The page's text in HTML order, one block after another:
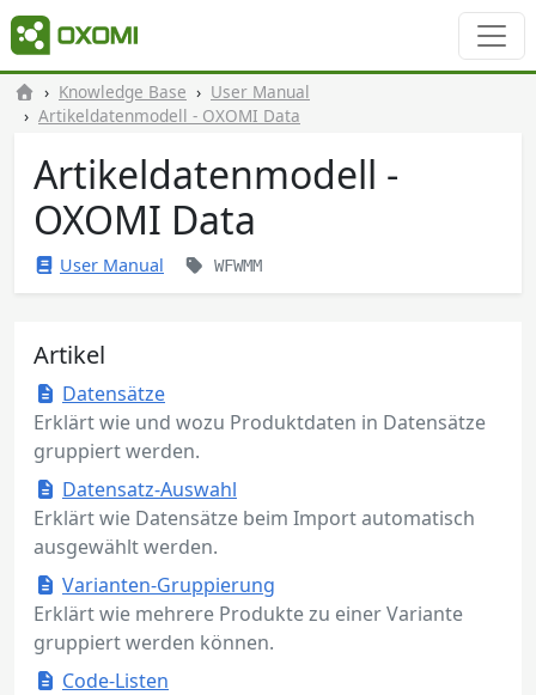
Knowledge Base
User Manual
Artikeldatenmodell - OXOMI Data
Artikeldatenmodell -
OXOMI Data
User Manual WFWMM
Artikel
Datensätze
Erklärt wie und wozu Produktdaten in Datensätze
gruppiert werden.
Datensatz-Auswahl
Erklärt wie Datensätze beim Import automatisch
ausgewählt werden.
Varianten-Gruppierung
Erklärt wie mehrere Produkte zu einer Variante
gruppiert werden können.
Code-Listen